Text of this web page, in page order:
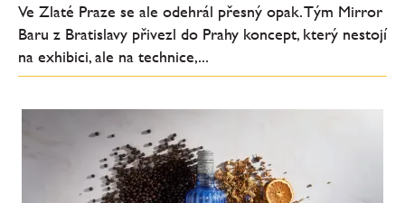
Ve Zlaté Praze se ale odehrál přesný opak. Tým Mirror
Baru z Bratislavy přivezl do Prahy koncept, který nestojí
na exhibici, ale na technice,...